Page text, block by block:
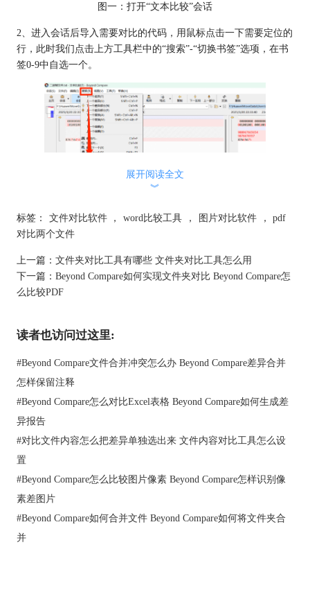
图一：打开“文本比较”会话
2、进入会话后导入需要对比的代码，用鼠标点击一下需要定位的
行，此时我们点击上方工具栏中的“搜索”-“切换书签”选项，在书
签0-9中自选一个。
图二：设置书签
3、这样书签就设置好了，我们可以看到设置书签的行在前端有一
个小小的数字标识。
图三：查看书签
4、设置完成之后，无论我们的代码有多长，在软件中按下
Ctrl+数字，就能快速回到书签所在位置。比如我想回到书签1的
位置，那么就按下Ctrl+1快捷键，软件就会自动跳转到书签1的位
展开阅读全文
︾
标签： 文件对比软件 ， word比较工具 ， 图片对比软件 ，
pdf
对比两个文件
上一篇： 文件夹对比工具有哪些 文件夹对比工具怎么用
下一篇： Beyond Compare如何实现文件夹对比 Beyond Compare怎
么比较PDF
读者也访问过这里:
#Beyond Compare文件合并冲突怎么办 Beyond Compare差异合并
怎样保留注释
#Beyond Compare怎么对比Excel表格 Beyond Compare如何生成差
异报告
#对比文件内容怎么把差异单独选出来 文件内容对比工具怎么设
置
#Beyond Compare怎么比较图片像素 Beyond Compare怎样识别像
素差图片
#Beyond Compare如何合并文件 Beyond Compare如何将文件夹合
并